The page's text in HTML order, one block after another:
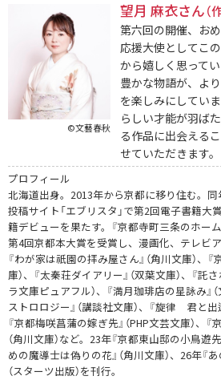
©文藝春秋
望月 麻衣さん（
第六回の開催、お
応援大使としてこ
から嬉しく思って
豊かな物語が、よ
を楽しみにしてい
らしい才能が羽ば
る作品に出会える
せていただきます。
プロフィール
北海道出身。2013年から京都に移り住む。
投稿サイト「エブリスタ」で第2回電子書籍
籍デビューを果たす。『京都寺町三条のホーム
第4回京都本大賞を受賞し、漫画化、テレビ
『わが家は祇園の拝み屋さん』（角川文庫）、
庫）、『太秦荘ダイアリー』（双葉文庫）、『託
ラ文庫ピュアフル）、『満月珈琲店の星詠み』
ストロロジー』（講談社文庫）、『旋律 君と出
『京都梅咲菖蒲の嫁ぎ先』（PHP文芸文庫）、
（角川文庫）など。23年『京都東山邸の小鳥遊
めの魔導士は偽りの花』（角川文庫）、26年『
（スターツ出版）を刊行。